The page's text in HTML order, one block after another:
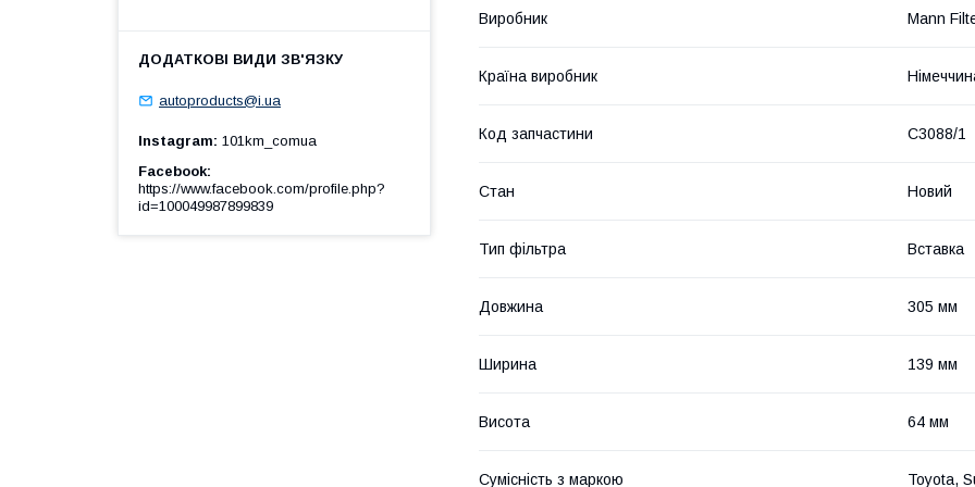
Виробник Mann
Країна виробник
Код запчастини C3088/1
Стан Новий
Тип фільтра Вставка
Довжина 305 мм
Ширина 139 мм
Висота 64 мм
Сумісність з маркою Toyota,
autoproducts@i.ua
Instagram 101km_comua
Facebook
https://www.facebook.com/profile.php?
id=100049987899839